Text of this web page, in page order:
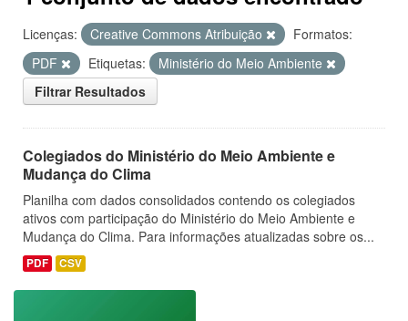
Licenças: Creative Commons Atribuição
Formatos:
PDF
Etiquetas:
Ministério do Meio Ambiente
Filtrar Resultados
Colegiados do Ministério do Meio Ambiente e
Mudança do Clima
Planilha com dados consolidados contendo os colegiados
ativos com participação do Ministério do Meio Ambiente e
Mudança do Clima. Para informações atualizadas sobre os...
PDF CSV